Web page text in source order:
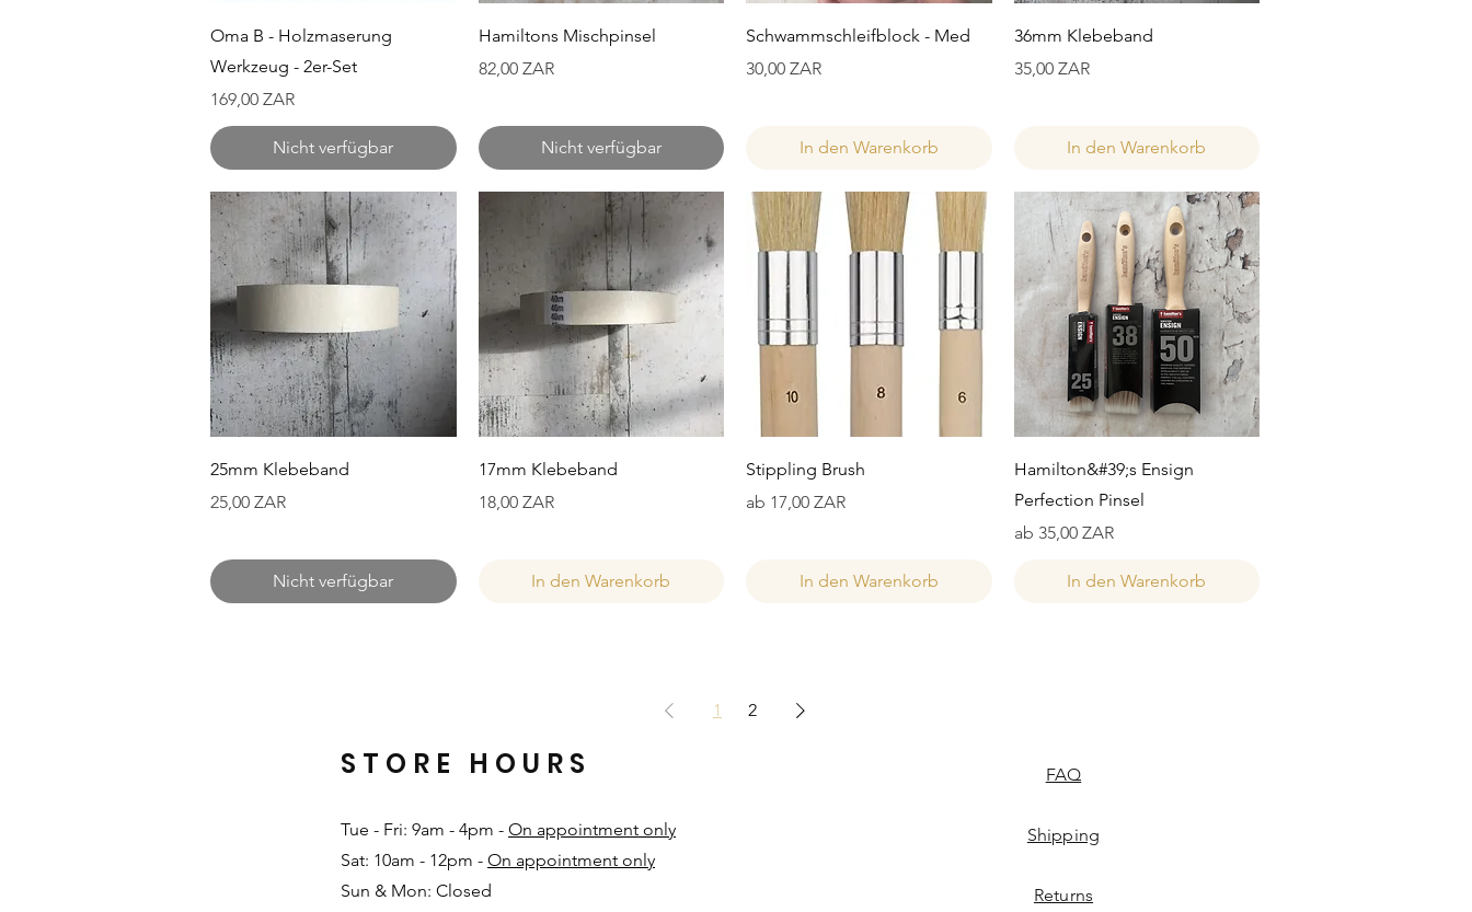
Schnellansicht
Oma B - Holzmaserung
Werkzeug - 2er-Set
Preis
169,00 ZAR
Nicht verfügbar
Schnellansicht
Hamiltons Mischpinsel
Preis
82,00 ZAR
Nicht verfügbar
Schnellansicht
Schwammschleifblock - Med
Preis
30,00 ZAR
In den Warenkorb
Schnellansicht
36mm Klebeband
Preis
35,00 ZAR
In den Warenkorb
Schnellansicht
25mm Klebeband
Preis
25,00 ZAR
Nicht verfügbar
Schnellansicht
17mm Klebeband
Preis
18,00 ZAR
In den Warenkorb
Schnellansicht
Stippling Brush
ab 17,00 ZAR
Sale-Preis
In den Warenkorb
Schnellansicht
Hamilton&#39;s Ensign
Perfection Pinsel
ab 35,00 ZAR
Sale-Preis
In den Warenkorb
1 2
Tue - Fri: 9am - 4pm - On appointment only
Sat: 10am - 12pm - On appointment only
Sun & Mon: Closed​
STORE HOURS FAQ
Shipping
Returns